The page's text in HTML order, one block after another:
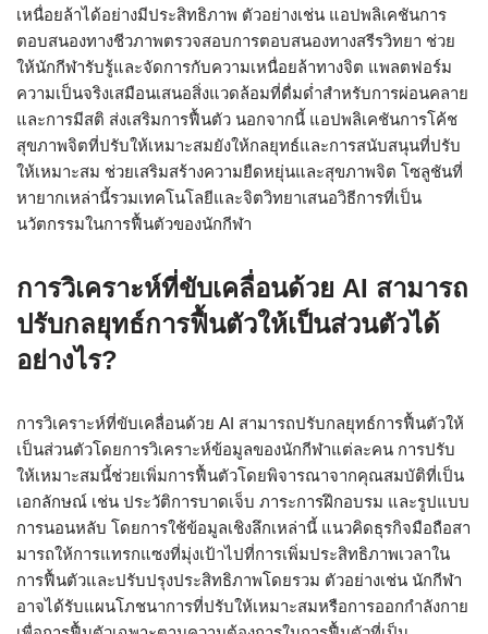
เหนื่อยล้าได้อย่างมีประสิทธิภาพ ตัวอย่างเช่น แอปพลิเคชันการ
ตอบสนองทางชีวภาพตรวจสอบการตอบสนองทางสรีรวิทยา ช่วย
ให้นักกีฬารับรู้และจัดการกับความเหนื่อยล้าทางจิต แพลตฟอร์ม
ความเป็นจริงเสมือนเสนอสิ่งแวดล้อมที่ดื่มด่ำสำหรับการผ่อนคลาย
และการมีสติ ส่งเสริมการฟื้นตัว นอกจากนี้ แอปพลิเคชันการโค้ช
สุขภาพจิตที่ปรับให้เหมาะสมยังให้กลยุทธ์และการสนับสนุนที่ปรับ
ให้เหมาะสม ช่วยเสริมสร้างความยืดหยุ่นและสุขภาพจิต โซลูชันที่
หายากเหล่านี้รวมเทคโนโลยีและจิตวิทยาเสนอวิธีการที่เป็น
นวัตกรรมในการฟื้นตัวของนักกีฬา
การวิเคราะห์ที่ขับเคลื่อนด้วย AI สามารถ
ปรับกลยุทธ์การฟื้นตัวให้เป็นส่วนตัวได้
อย่างไร?
การวิเคราะห์ที่ขับเคลื่อนด้วย AI สามารถปรับกลยุทธ์การฟื้นตัวให้
เป็นส่วนตัวโดยการวิเคราะห์ข้อมูลของนักกีฬาแต่ละคน การปรับ
ให้เหมาะสมนี้ช่วยเพิ่มการฟื้นตัวโดยพิจารณาจากคุณสมบัติที่เป็น
เอกลักษณ์ เช่น ประวัติการบาดเจ็บ ภาระการฝึกอบรม และรูปแบบ
การนอนหลับ โดยการใช้ข้อมูลเชิงลึกเหล่านี้ แนวคิดธุรกิจมือถือสา
มารถให้การแทรกแซงที่มุ่งเป้าไปที่การเพิ่มประสิทธิภาพเวลาใน
การฟื้นตัวและปรับปรุงประสิทธิภาพโดยรวม ตัวอย่างเช่น นักกีฬา
อาจได้รับแผนโภชนาการที่ปรับให้เหมาะสมหรือการออกกำลังกาย